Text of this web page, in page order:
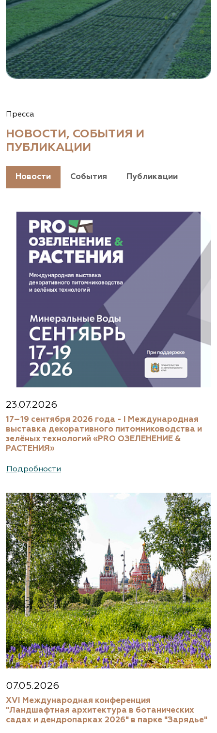
Пресса
НОВОСТИ, СОБЫТИЯ И
ПУБЛИКАЦИИ
Новости События Публикации
23.07.2026
17–19 сентября 2026 года - I Международная
выставка декоративного питомниководства и
зелёных технологий «PRO ОЗЕЛЕНЕНИЕ &
РАСТЕНИЯ»
Подробности
07.05.2026
XVI Международная конференция
"Ландшафтная архитектура в ботанических
садах и дендропарках 2026" в парке "Зарядье"